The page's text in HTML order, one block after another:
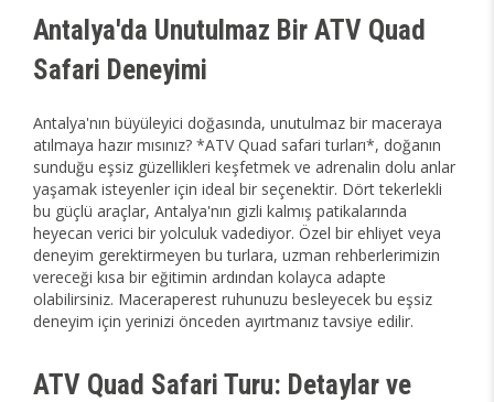
Antalya'da Unutulmaz Bir ATV Quad
Safari Deneyimi
Antalya'nın büyüleyici doğasında, unutulmaz bir maceraya
atılmaya hazır mısınız? *ATV Quad safari turları*, doğanın
sunduğu eşsiz güzellikleri keşfetmek ve adrenalin dolu anlar
yaşamak isteyenler için ideal bir seçenektir. Dört tekerlekli
bu güçlü araçlar, Antalya'nın gizli kalmış patikalarında
heyecan verici bir yolculuk vadediyor. Özel bir ehliyet veya
deneyim gerektirmeyen bu turlara, uzman rehberlerimizin
vereceği kısa bir eğitimin ardından kolayca adapte
olabilirsiniz. Maceraperest ruhunuzu besleyecek bu eşsiz
deneyim için yerinizi önceden ayırtmanız tavsiye edilir.
ATV Quad Safari Turu: Detaylar ve